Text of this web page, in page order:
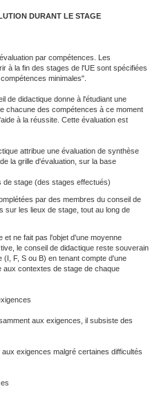
DURANT LE STAGE
par compétences. Les
à la fin des stages de l'UE sont spécifiées
minimales".
de didactique donne à l'étudiant une
chacune des compétences à ce moment
à la réussite. Cette évaluation est
attribue une évaluation de synthèse
la grille d'évaluation, sur la base
de stage (des stages effectués)
par des membres du conseil de
sur les lieux de stage, tout au long de
et ne fait pas l'objet d'une moyenne
le conseil de didactique reste souverain
F, S ou B) en tenant compte d'une
aux contextes de stage de chaque
aux exigences, il subsiste des
exigences malgré certaines difficultés